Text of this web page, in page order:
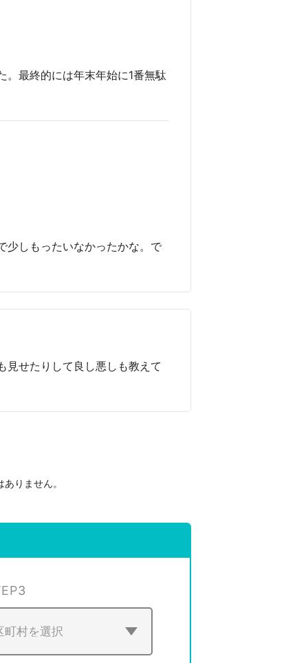
。最終的には年末年始に1番無駄
少しもったいなかったかな。で
見せたりして良し悪しも教えて
りません。
3